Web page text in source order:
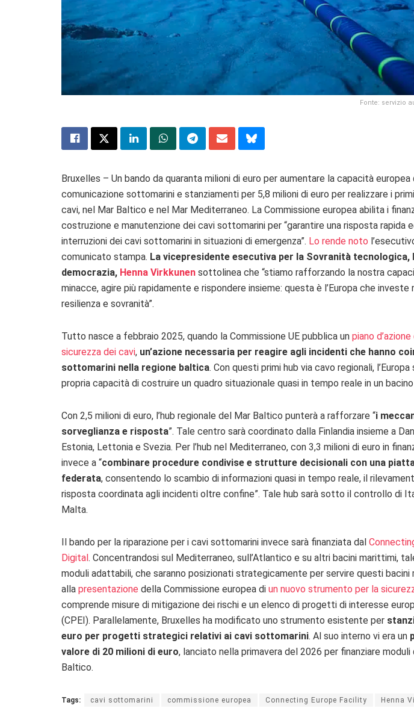
Fonte: servizio
Bruxelles – Un bando da quaranta milioni di euro per aumentare la capacità europea
comunicazione sottomarini e stanziamenti per 5,8 milioni di euro per realizzare i
cavi, nel Mar Baltico e nel Mar Mediterraneo. La Commissione europea abilita i
costruzione e manutenzione dei cavi sottomarini per “garantire una risposta rapida
interruzioni dei cavi sottomarini in situazioni di emergenza”. Lo rende noto
comunicato stampa. La vicepresidente esecutiva per la Sovranità tecnologica,
democrazia, Henna Virkkunen sottolinea che “stiamo rafforzando la nostra
minacce, agire più rapidamente e rispondere insieme: questa è l’Europa che investe
resilienza e sovranità”.
Tutto nasce a febbraio 2025, quando la Commissione UE pubblica un piano
sicurezza dei cavi, un’azione necessaria per reagire agli incidenti che hanno
sottomarini nella regione baltica. Con questi primi hub via cavo regionali,
propria capacità di costruire un quadro situazionale quasi in tempo reale in un bacino
Con 2,5 milioni di euro, l’hub regionale del Mar Baltico punterà a rafforzare “i
sorveglianza e risposta”. Tale centro sarà coordinato dalla Finlandia insieme a
Estonia, Lettonia e Svezia. Per l’hub nel Mediterraneo, con 3,3 milioni di euro in
invece a “combinare procedure condivise e strutture decisionali con una
federata, consentendo lo scambio di informazioni quasi in tempo reale, il
risposta coordinata agli incidenti oltre confine”. Tale hub sarà sotto il controllo di
Malta.
Il bando per la riparazione per i cavi sottomarini invece sarà finanziata dal
Digital. Concentrandosi sul Mediterraneo, sull’Atlantico e su altri bacini marittimi,
moduli adattabili, che saranno posizionati strategicamente per servire questi
alla presentazione della Commissione europea di un nuovo strumento per la
comprende misure di mitigazione dei rischi e un elenco di progetti di interesse
(CPEI). Parallelamente, Bruxelles ha modificato uno strumento esistente per
euro per progetti strategici relativi ai cavi sottomarini. Al suo interno vi era un
valore di 20 milioni di euro, lanciato nella primavera del 2026 per finanziare moduli
Baltico.
Tags: cavi sottomarini commissione europea Connecting Europe Facility Henna